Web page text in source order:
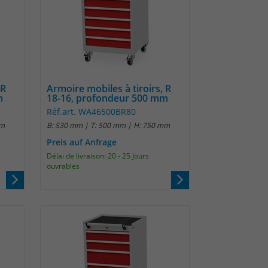
Armoire mobiles à tiroirs, R
18-16, profondeur 500 mm
Réf.art. WA46500BR80
B: 530 mm | T: 500 mm | H: 750 mm
Preis auf Anfrage
Délai de livraison: 20 - 25 Jours
ouvrables